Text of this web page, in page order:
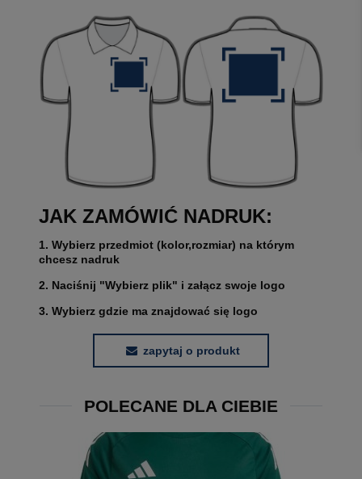
JAK ZAMÓWIĆ NADRUK:
1. Wybierz przedmiot (kolor,rozmiar) na którym
chcesz nadruk
2. Naciśnij "Wybierz plik" i załącz swoje logo
3. Wybierz gdzie ma znajdować się logo
zapytaj o produkt
POLECANE DLA CIEBIE